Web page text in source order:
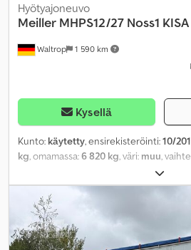
Waltrop 1 590 km
Hyötyajoneuvo
Meiller MHPS12/27 Noss1
Kysellä
Kunto: käytetty, ensirekisteröinti:10/
kg, omamassa:6 820 kg, väri: muu,
, maksimi
seuraava tarkastus (TÜV):03/2027,
tilavuus:
2 300 mm
, kuormatilan korkeus:
385/65 R 22.5, ohjaamo: , akseliväli: